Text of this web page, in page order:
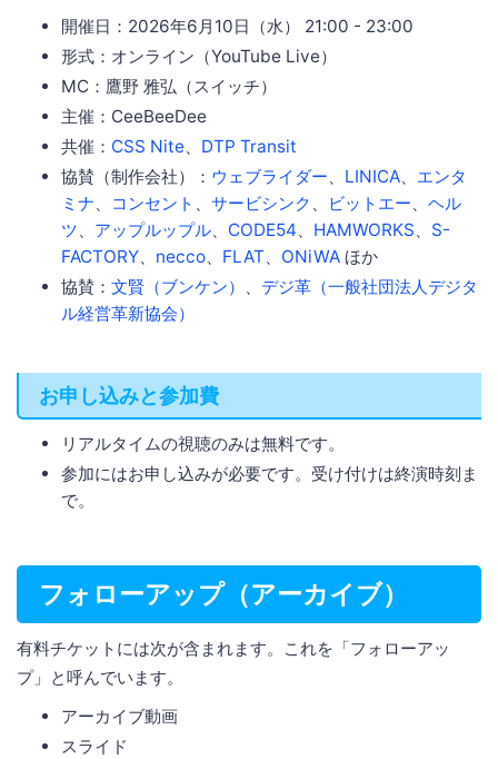
開催日：2026年6月10日（水） 21:00 - 23:00
形式：オンライン（YouTube Live）
MC：鷹野 雅弘（スイッチ）
主催：CeeBeeDee
共催： CSS Nite、 DTP Transit
協賛（制作会社）： ウェブライダー、 LINICA、 エンタ
ミナ、 コンセント 、 サービシンク 、 ビットエー、 ヘル
ツ、 アップルップル、 CODE54、 HAMWORKS、 S-
FACTORY、 necco、 FLAT、 ONiWA ほか
協賛： 文賢（ブンケン） 、 デジ革（一般社団法人デジタ
ル経営革新協会）
お申し込みと参加費
リアルタイムの視聴のみは無料です。
参加にはお申し込みが必要です。受け付けは終演時刻ま
で。
フォローアップ（アーカイブ）
有料チケットには次が含まれます。これを「フォローアッ
プ」と呼んでいます。
アーカイブ動画
スライド